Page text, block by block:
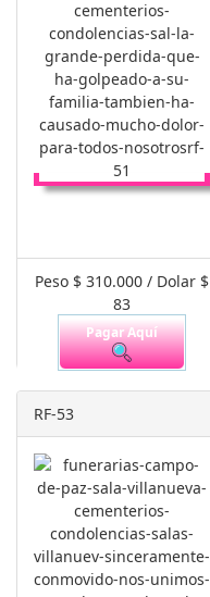
Peso $ 310.000 / Dolar $
83
Pagar Aquí
RF-53